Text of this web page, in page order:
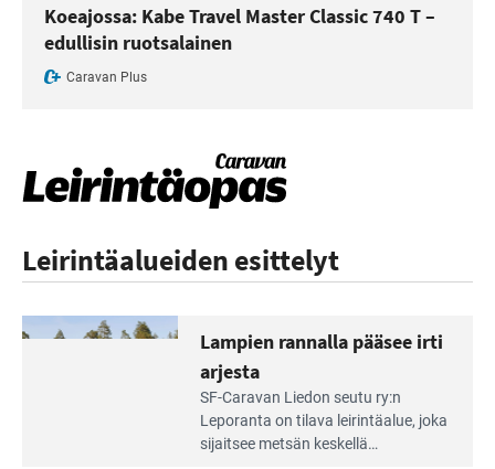
Koeajossa: Kabe Travel Master Classic 740 T –
edullisin ruotsalainen
Caravan Plus
Leirintäalueiden esittelyt
Lampien rannalla pääsee irti
arjesta
SF-Caravan Liedon seutu ry:n
Leporanta on tilava leirintäalue, joka
sijaitsee metsän kes­kellä